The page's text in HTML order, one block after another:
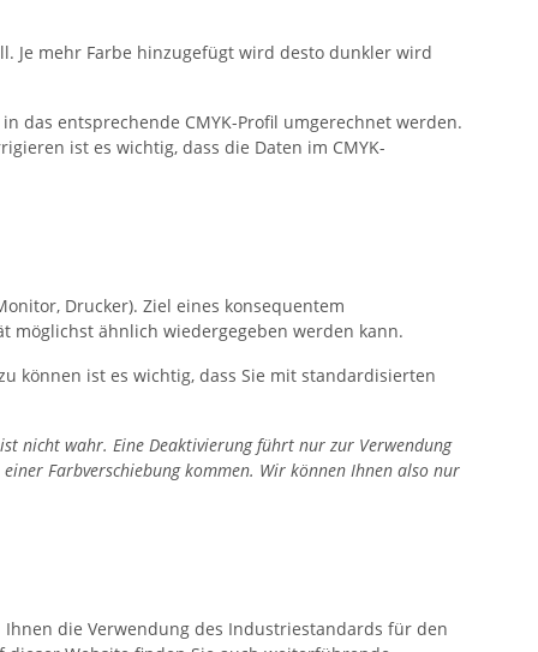
Je mehr Farbe hinzugefügt wird desto dunkler wird
das entsprechende CMYK-Profil umgerechnet werden.
ist es wichtig, dass die Daten im CMYK-
Drucker). Ziel eines konsequentem
möglichst ähnlich wiedergegeben werden kann.
können ist es wichtig, dass Sie mit standardisierten
nicht wahr. Eine Deaktivierung führt nur zur Verwendung
Farbverschiebung kommen. Wir können Ihnen also nur
die Verwendung des Industriestandards für den